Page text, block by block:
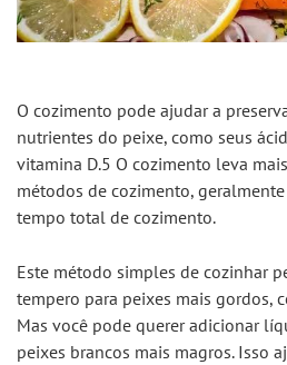
O cozimento pode ajudar a
nutrientes do peixe, como seus
vitamina D.5 O cozimento leva
métodos de cozimento,
tempo total de cozimento.
Este método simples de cozinhar
tempero para peixes mais gordos,
Mas você pode querer adicionar
peixes brancos mais magros. Isso